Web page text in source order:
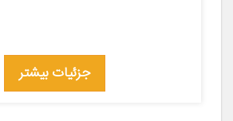
جزئیات بیشتر